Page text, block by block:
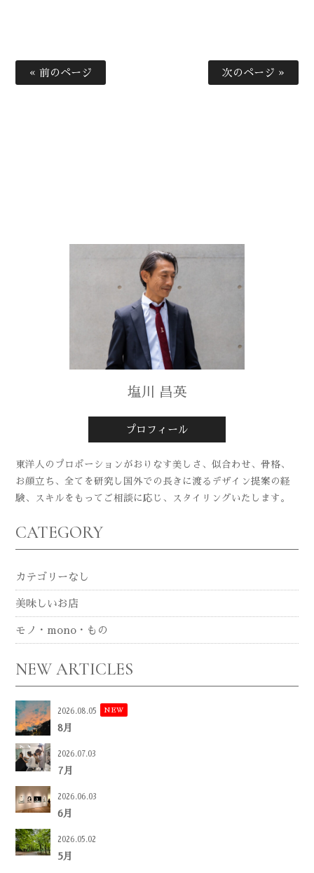
« 前のページ 次のページ »
塩川 昌英
プロフィール
東洋人のプロポーションがおりなす美しさ、似合わせ、骨格、
お顔立ち、全てを研究し国外での長きに渡るデザイン提案の経
験、スキルをもってご相談に応じ、スタイリングいたします。
CATEGORY
カテゴリーなし
美味しいお店
モノ・mono・もの
NEW ARTICLES
2026.08.05 NEW
8月
2026.07.03
7月
2026.06.03
6月
2026.05.02
5月